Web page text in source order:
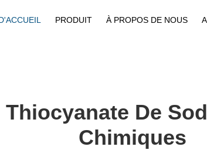
PRODUIT À PROPOS DE NOUS
De
Chimiques